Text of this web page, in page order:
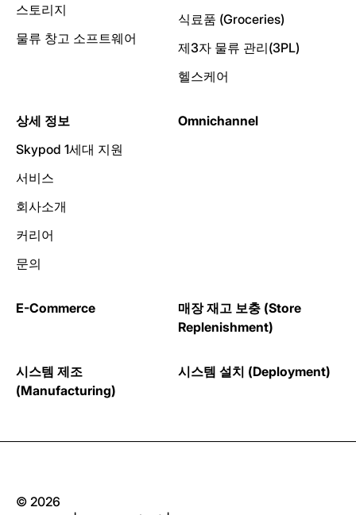
스토리지
물류 창고 소프트웨어
식료품 (Groceries)
제3자 물류 관리(3PL)
헬스케어
상세 정보
Skypod 1세대 지원
서비스
회사소개
커리어
문의
Omnichannel
E-Commerce
매장 재고 보충 (Store
Replenishment)
시스템 제조
(Manufacturing)
시스템 설치 (Deployment)
© 2026